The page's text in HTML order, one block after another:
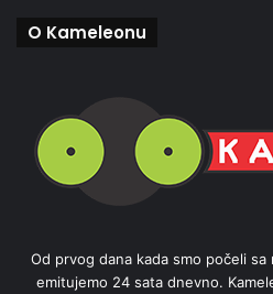
O Kameleonu
Od prvog dana kada smo počeli sa
emitujemo 24 sata dnevno.